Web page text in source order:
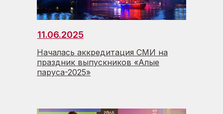
11.06.2025
Началась аккредитация СМИ на
праздник выпускников «Алые
паруса-2025»